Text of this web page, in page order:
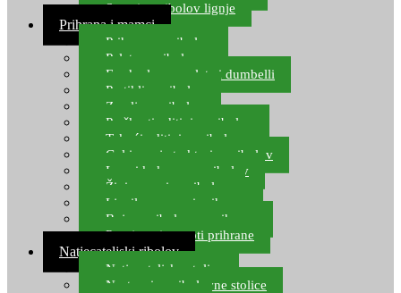
Setovi za ribolov lignje
Prihrana i mamci
Prihrana za ribolov
Pelete za ribolov
Feeder lovne pelete i dumbelli
Partikli za ribolov
Zemlja za ribolov
Praškasti aditivi za ribolov
Tekući aditivi za ribolov
Gel i sprej atraktori za ribolov
Lovni kukuruz za ribolov
Živi mamci za ribolov
Ljepilo za crve i prihranu
Boje za ribolovnu prihranu
Provjereni recepti prihrane
Natjecateljski ribolov
Natjecateljske stolice
Nastavci za ribolovne stolice